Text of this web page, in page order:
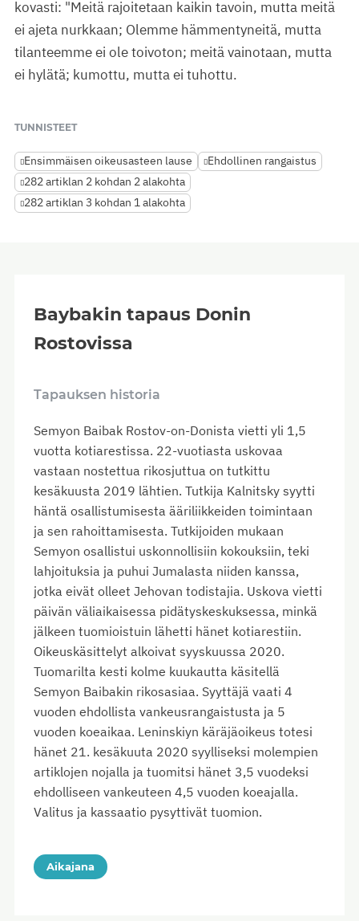
kovasti: "Meitä rajoitetaan kaikin tavoin, mutta meitä
ei ajeta nurkkaan; Olemme hämmentyneitä, mutta
tilanteemme ei ole toivoton; meitä vainotaan, mutta
ei hylätä; kumottu, mutta ei tuhottu.
TUNNISTEET
Ensimmäisen oikeusasteen lause
Ehdollinen rangaistus
282 artiklan 2 kohdan 2 alakohta
282 artiklan 3 kohdan 1 alakohta
Baybakin tapaus Donin
Rostovissa
Tapauksen historia
Semyon Baibak Rostov-on-Donista vietti yli 1,5
vuotta kotiarestissa. 22-vuotiasta uskovaa
vastaan nostettua rikosjuttua on tutkittu
kesäkuusta 2019 lähtien. Tutkija Kalnitsky syytti
häntä osallistumisesta ääriliikkeiden toimintaan
ja sen rahoittamisesta. Tutkijoiden mukaan
Semyon osallistui uskonnollisiin kokouksiin, teki
lahjoituksia ja puhui Jumalasta niiden kanssa,
jotka eivät olleet Jehovan todistajia. Uskova vietti
päivän väliaikaisessa pidätyskeskuksessa, minkä
jälkeen tuomioistuin lähetti hänet kotiarestiin.
Oikeuskäsittelyt alkoivat syyskuussa 2020.
Tuomarilta kesti kolme kuukautta käsitellä
Semyon Baibakin rikosasiaa. Syyttäjä vaati 4
vuoden ehdollista vankeusrangaistusta ja 5
vuoden koeaikaa. Leninskiyn käräjäoikeus totesi
hänet 21. kesäkuuta 2020 syylliseksi molempien
artiklojen nojalla ja tuomitsi hänet 3,5 vuodeksi
ehdolliseen vankeuteen 4,5 vuoden koeajalla.
Valitus ja kassaatio pysyttivät tuomion.
Aikajana